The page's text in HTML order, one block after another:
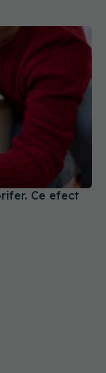
Ce efect